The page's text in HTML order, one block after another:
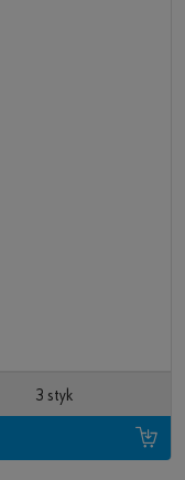
3 styk